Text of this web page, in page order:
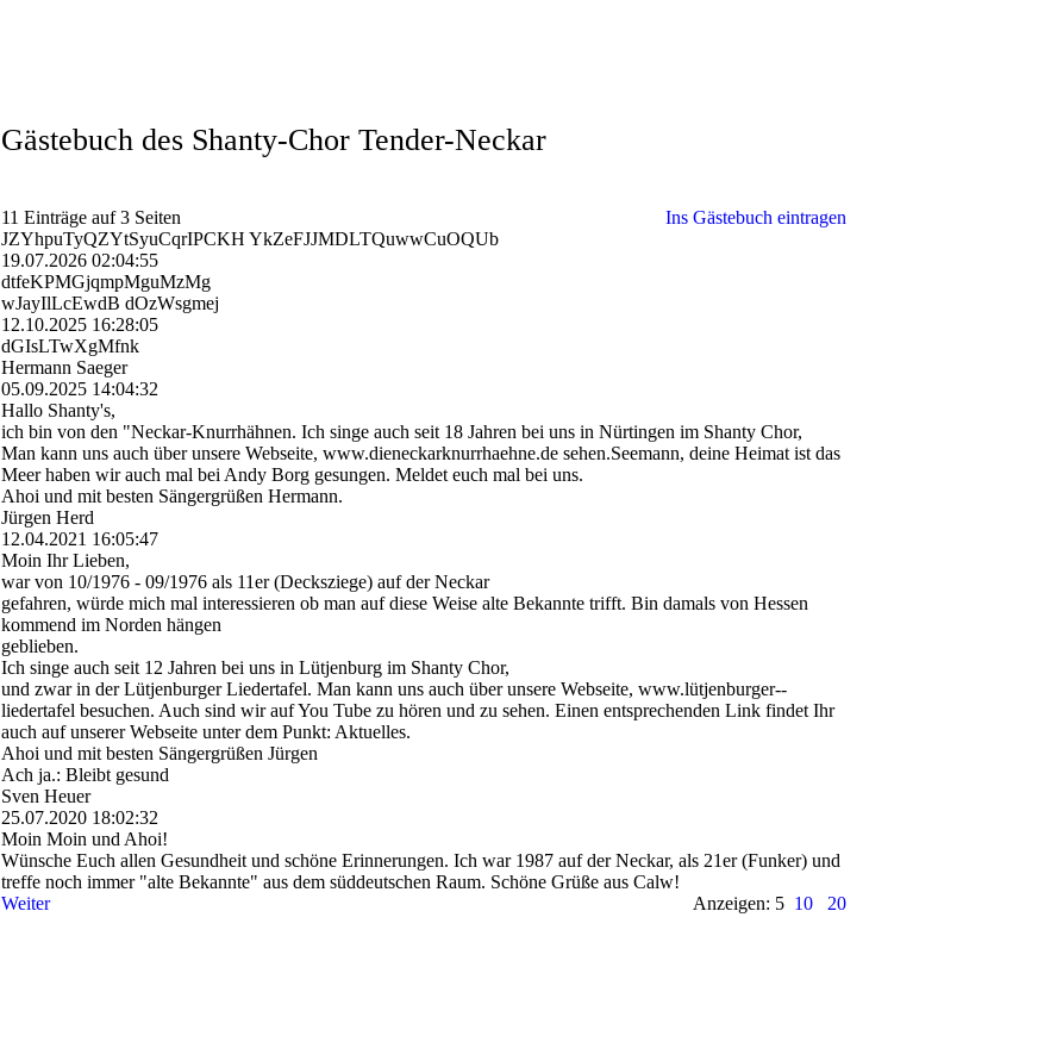
Gästebuch des Shanty-Chor Tender-Neckar
11 Einträge auf 3 Seiten
Ins Gästebuch eintragen
JZYhpuTyQZYtSyuCqrIPCKH YkZeFJJMDLTQuwwCuOQUb
19.07.2026 02:04:55
dtfeKPMGjqmpMguMzMg
wJayIlLcEwdB dOzWsgmej
12.10.2025 16:28:05
dGIsLTwXgMfnk
Hermann Saeger
05.09.2025 14:04:32
Hallo Shanty's,
ich bin von den "Neckar-­Knurrhä­hnen.­ Ich singe auch seit 18 Jahren bei uns in Nürtingen im Shanty Chor,
Man kann uns auch über unsere Webseite, www.­dieneckarknurrhaehne.­de sehen.Seemann, deine Heimat ist das
Meer haben wir auch mal bei Andy Borg gesungen. Meldet euch mal bei uns.
Ahoi und mit besten Sängergrüßen Hermann.
Jürgen Herd
12.04.2021 16:05:47
Moin Ihr Lieben,
war von 10/1976 - 09/1976 als 11er (Decksziege) auf der Neckar
gefahren, würde mich mal interessieren ob man auf diese Weise alte Bekannte trifft. Bin damals von Hessen
kommend im Norden hängen
geblieben.
Ich singe auch seit 12 Jahren bei uns in Lütjenburg im Shanty Chor,
und zwar in der Lütjenburger Liedertafel. Man kann uns auch über unsere Webseite, www.­lü­tjenburger-­
liedertafel besuchen. Auch sind wir auf You Tube zu hören und zu sehen. Einen entsprechenden Link findet Ihr
auch auf unserer Webseite unter dem Punkt: Aktuelles.
Ahoi und mit besten Sängergrüßen Jürgen
Ach ja.: Bleibt gesund
Sven Heuer
25.07.2020 18:02:32
Moin Moin und Ahoi!
Wünsche Euch allen Gesundheit und schöne Erinnerungen. Ich war 1987 auf der Neckar, als 21er (Funker) und
treffe noch immer "alte Bekannte" aus dem süddeutschen Raum. Schöne Grüße aus Calw!
Weiter
Anzeigen: 5 10 20